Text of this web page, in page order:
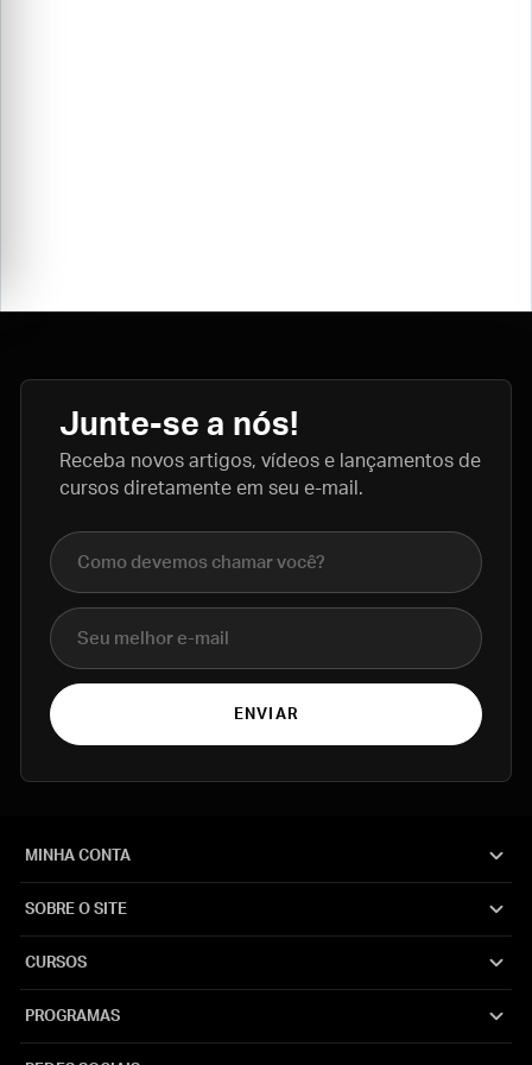
Junte-se a nós!
Receba novos artigos, vídeos e lançamentos de
cursos diretamente em seu e-mail.
Nome completo
E-mail
ENVIAR
MINHA CONTA
SOBRE O SITE
CURSOS
PROGRAMAS